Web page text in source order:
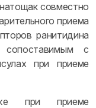
совместно
приема
ранитидина
сопоставимым с
при приеме
при приеме